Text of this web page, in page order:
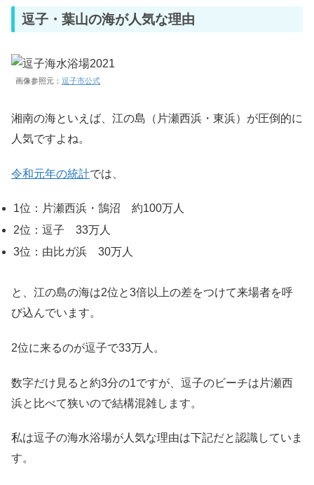
逗子・葉山の海が人気な理由
画像参照元： 逗子市公式
湘南の海といえば、江の島（片瀬西浜・東浜）が圧倒的に
人気ですよね。
令和元年の統計では、
1位：片瀬西浜・鵠沼 約100万人
2位：逗子 33万人
3位：由比ガ浜 30万人
と、江の島の海は2位と3倍以上の差をつけて来場者を呼
び込んでいます。
2位に来るのが逗子で33万人。
数字だけ見ると約3分の1ですが、逗子のビーチは片瀬西
浜と比べて狭いので結構混雑します。
私は逗子の海水浴場が人気な理由は下記だと認識していま
す。